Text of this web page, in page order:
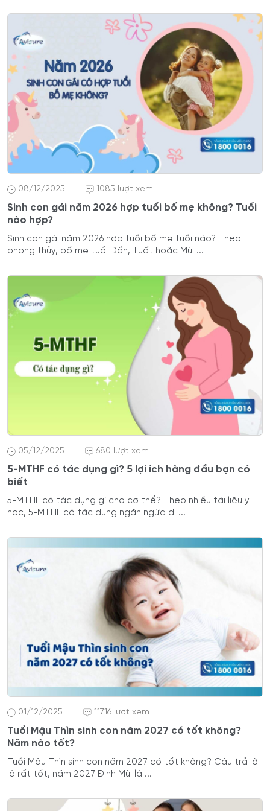
08/12/2025 1085 lượt xem
Sinh con gái năm 2026 hợp tuổi bố mẹ không? Tuổi
nào hợp?
Sinh con gái năm 2026 hợp tuổi bố mẹ tuổi nào? Theo
phong thủy, bố mẹ tuổi Dần, Tuất hoặc Mùi ...
05/12/2025 680 lượt xem
5-MTHF có tác dụng gì? 5 lợi ích hàng đầu bạn có
biết
5-MTHF có tác dụng gì cho cơ thể? Theo nhiều tài liệu y
học, 5-MTHF có tác dụng ngăn ngừa dị ...
01/12/2025 11716 lượt xem
Tuổi Mậu Thìn sinh con năm 2027 có tốt không?
Năm nào tốt?
Tuổi Mậu Thìn sinh con năm 2027 có tốt không? Câu trả lời
là rất tốt, năm 2027 Đinh Mùi là ...